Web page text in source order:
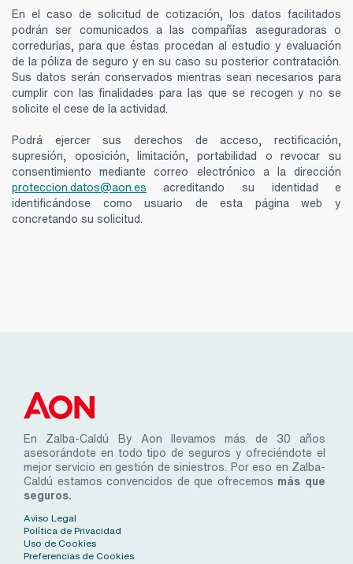
En el caso de solicitud de cotización, los datos facilitados
podrán ser comunicados a las compañías aseguradoras o
corredurías, para que éstas procedan al estudio y evaluación
de la póliza de seguro y en su caso su posterior contratación.
Sus datos serán conservados mientras sean necesarios para
cumplir con las finalidades para las que se recogen y no se
solicite el cese de la actividad.
Podrá ejercer sus derechos de acceso, rectificación,
supresión, oposición, limitación, portabilidad o revocar su
consentimiento mediante correo electrónico a la dirección
proteccion.datos@aon.es acreditando su identidad e
identificándose como usuario de esta página web y
concretando su solicitud.
En Zalba-Caldú By Aon llevamos más de 30 años
asesorándote en todo tipo de seguros y ofreciéndote el
mejor servicio en gestión de siniestros. Por eso en Zalba-
Caldú estamos convencidos de que ofrecemos más que
seguros.
Aviso Legal
Política de Privacidad
Uso de Cookies
Preferencias de Cookies